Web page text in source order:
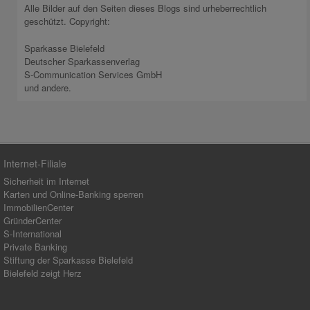
Alle Bilder auf den Seiten dieses Blogs sind urheberrechtlich
geschützt. Copyright:
Sparkasse Bielefeld
Deutscher Sparkassenverlag
S-Communication Services GmbH
und andere.
Internet-Filiale
Sicherheit im Internet
Karten und Online-Banking sperren
ImmobilienCenter
GründerCenter
S-International
Private Banking
Stiftung der Sparkasse Bielefeld
Bielefeld zeigt Herz